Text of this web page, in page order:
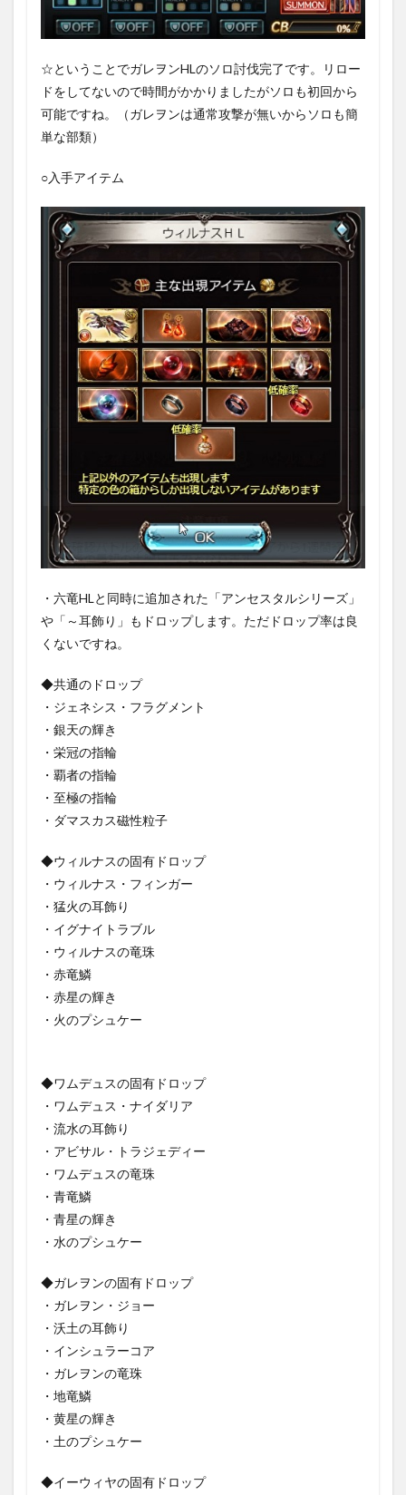
☆ということでガレヲンHLのソロ討伐完了です。リロー
ドをしてないので時間がかかりましたがソロも初回から
可能ですね。（ガレヲンは通常攻撃が無いからソロも簡
単な部類）
○入手アイテム
・六竜HLと同時に追加された「アンセスタルシリーズ」
や「～耳飾り」もドロップします。ただドロップ率は良
くないですね。
◆共通のドロップ
・ジェネシス・フラグメント
・銀天の輝き
・栄冠の指輪
・覇者の指輪
・至極の指輪
・ダマスカス磁性粒子
◆ウィルナスの固有ドロップ
・ウィルナス・フィンガー
・猛火の耳飾り
・イグナイトラブル
・ウィルナスの竜珠
・赤竜鱗
・赤星の輝き
・火のプシュケー
◆ワムデュスの固有ドロップ
・ワムデュス・ナイダリア
・流水の耳飾り
・アビサル・トラジェディー
・ワムデュスの竜珠
・青竜鱗
・青星の輝き
・水のプシュケー
◆ガレヲンの固有ドロップ
・ガレヲン・ジョー
・沃土の耳飾り
・インシュラーコア
・ガレヲンの竜珠
・地竜鱗
・黄星の輝き
・土のプシュケー
◆イーウィヤの固有ドロップ